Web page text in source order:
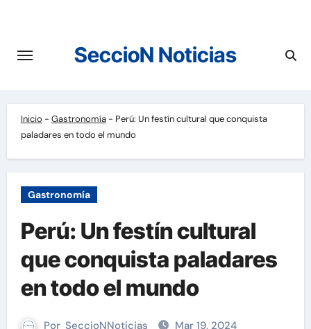
contenido
SeccioN Noticias
Inicio - Gastronomía- Perú: Un festín cultural que conquista
paladares en todo el mundo
Gastronomía
Perú: Un festín cultural
que conquista paladares
en todo el mundo
Por SeccioNNoticias Mar 19, 2024